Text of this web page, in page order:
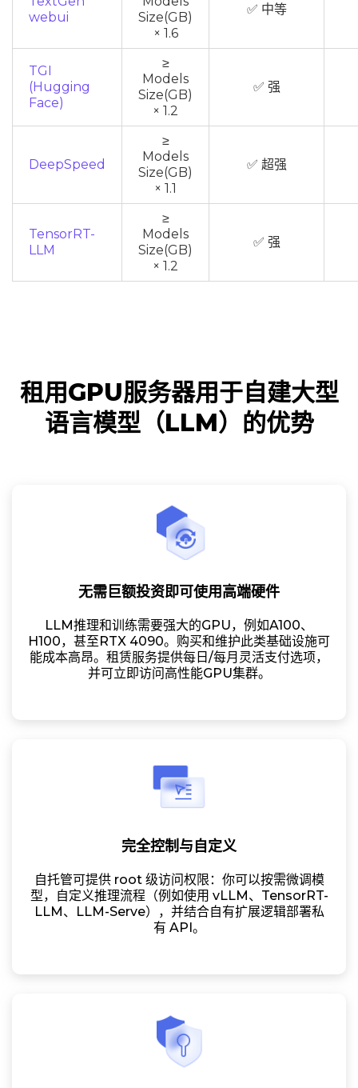
webui
Size(GB)
× 1.6
✅ 中等
TGI
(Hugging
Face)
≥
Models
Size(GB)
× 1.2
✅ 强
DeepSpeed
≥
Models
Size(GB)
× 1.1
✅ 超强
TensorRT-
LLM
≥
Models
Size(GB)
× 1.2
✅ 强
租用GPU服务器用于自建大型
语言模型（LLM）的优势
无需巨额投资即可使用高端硬件
LLM推理和训练需要强大的GPU，例如A100、
H100，甚至RTX 4090。购买和维护此类基础设施可
能成本高昂。租赁服务提供每日/每月灵活支付选项，
并可立即访问高性能GPU集群。
完全控制与自定义
自托管可提供 root 级访问权限：你可以按需微调模
型，自定义推理流程（例如使用 vLLM、TensorRT-
LLM、LLM-Serve），并结合自有扩展逻辑部署私
有 API。